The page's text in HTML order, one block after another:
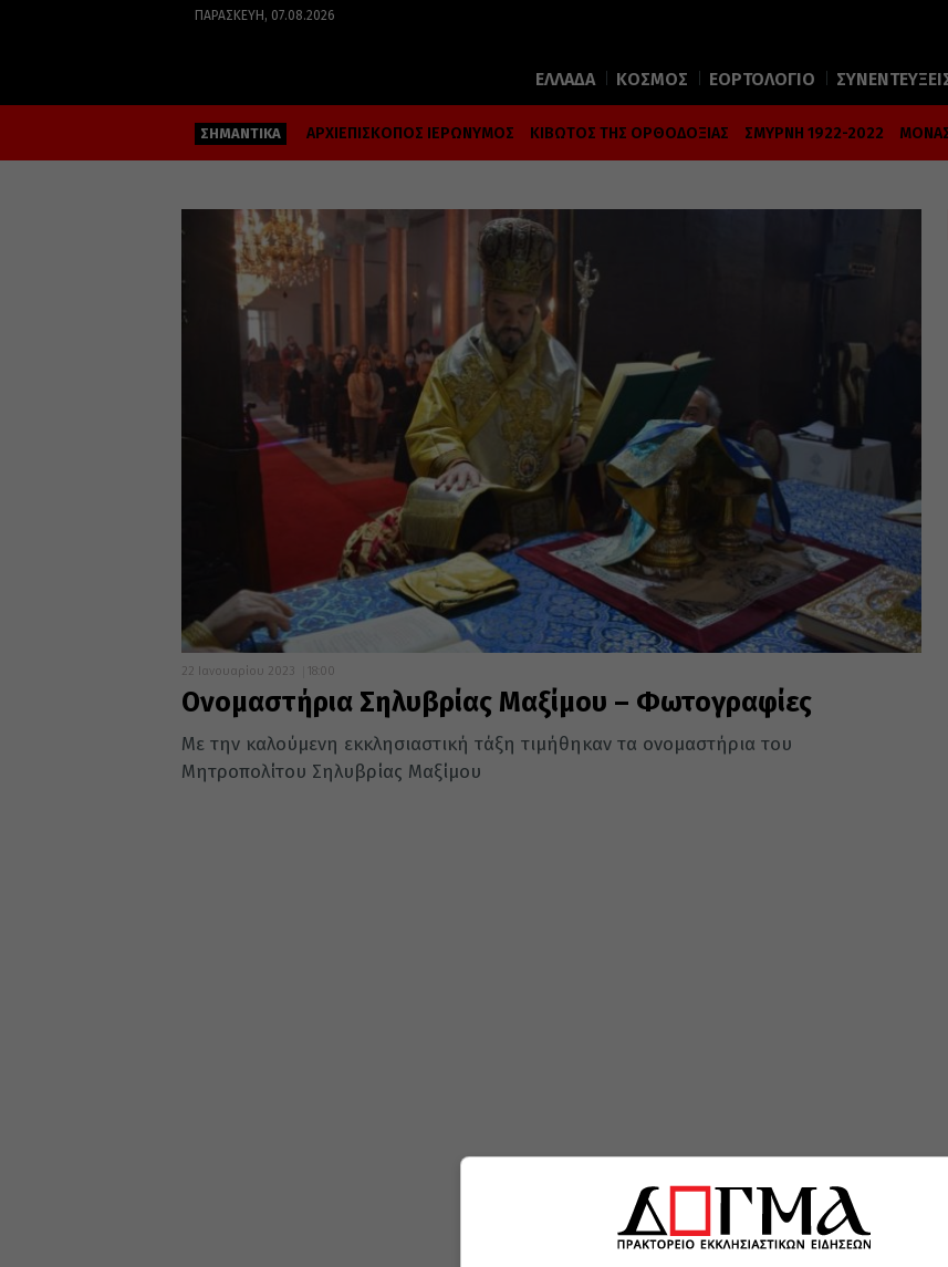
ΠΑΡΑΣΚΕΥΉ, 07.08.2026
ΕΛΛΑΔΑ ΚΟΣΜΟΣ ΕΟΡΤΟΛΟΓΙΟ
ΣΗΜΑΝΤΙΚΑ ΑΡΧΙΕΠΙΣΚΟΠΟΣ ΙΕΡΩΝΥΜΟΣ ΚΙΒΩΤΟΣ ΤΗΣ ΟΡΘΟΔΟΞΙΑΣ ΣΜΥΡΝΗ 1922-2022
22 Ιανουαρίου 2023 18:00
Ονομαστήρια Σηλυβρίας Μαξίμου – Φωτογραφίες
Με την καλούμενη εκκλησιαστική τάξη τιμήθηκαν τα ονομαστήρια του
Μητροπολίτου Σηλυβρίας Μαξίμου